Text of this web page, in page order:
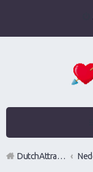
DutchAttraction.nl